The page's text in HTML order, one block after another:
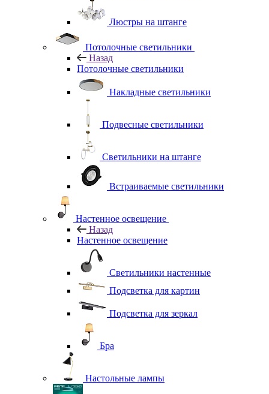
Люстры на штанге
Потолочные светильники
Назад
Потолочные светильники
Накладные светильники
Подвесные светильники
Светильники на штанге
Встраиваемые светильники
Настенное освещение
Назад
Настенное освещение
Светильники настенные
Подсветка для картин
Подсветка для зеркал
Бра
Настольные лампы